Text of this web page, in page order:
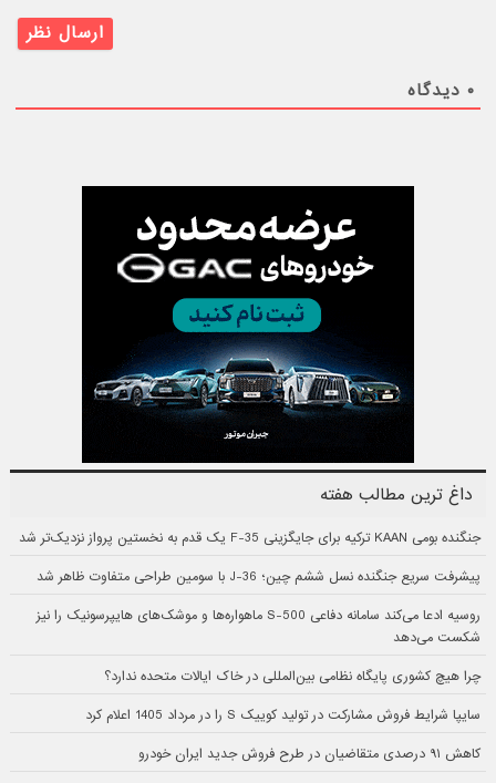
۰ دیدگاه
داغ ترین مطالب هفته
جنگنده بومی KAAN ترکیه برای جایگزینی F-35 یک قدم به نخستین پرواز نزدیک‌تر شد
پیشرفت سریع جنگنده نسل ششم چین؛ J-36 با سومین طراحی متفاوت ظاهر شد
روسیه ادعا می‌کند سامانه دفاعی S-500 ماهواره‌ها و موشک‌های هایپرسونیک را نیز
شکست می‌دهد
چرا هیچ کشوری پایگاه نظامی بین‌المللی در خاک ایالات متحده ندارد؟
سایپا شرایط فروش مشارکت در تولید کوییک S را در مرداد 1405 اعلام کرد
کاهش ۹۱ درصدی متقاضیان در طرح فروش جدید ایران خودرو